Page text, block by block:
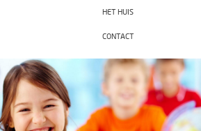
HET HUIS
CONTACT